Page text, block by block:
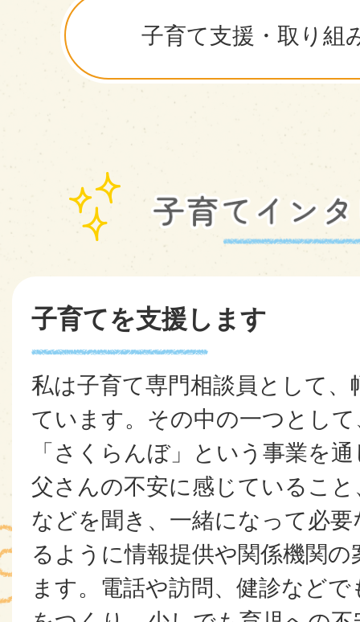
子育て支援・取り組
子育てを支援します
私は子育て専門相談員として、
ています。その中の一つとし
「さくらんぼ」という事業を
父さんの不安に感じているこ
などを聞き、一緒になって必
るように情報提供や関係機関
ます。電話や訪問、健診など